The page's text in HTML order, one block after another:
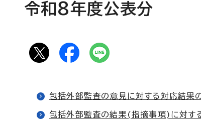
令和8年度公表分
包括外部監査の意見に対する対応結果
包括外部監査の結果(指摘事項)に対す